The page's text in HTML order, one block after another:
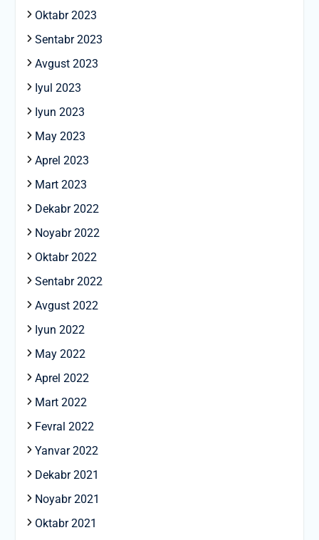
Oktabr 2023
Sentabr 2023
Avgust 2023
Iyul 2023
Iyun 2023
May 2023
Aprel 2023
Mart 2023
Dekabr 2022
Noyabr 2022
Oktabr 2022
Sentabr 2022
Avgust 2022
Iyun 2022
May 2022
Aprel 2022
Mart 2022
Fevral 2022
Yanvar 2022
Dekabr 2021
Noyabr 2021
Oktabr 2021